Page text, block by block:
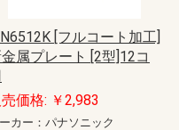
[フルコート加工]
属プレート [2型]12コ
価格: ￥2,983
カー：パナソニック